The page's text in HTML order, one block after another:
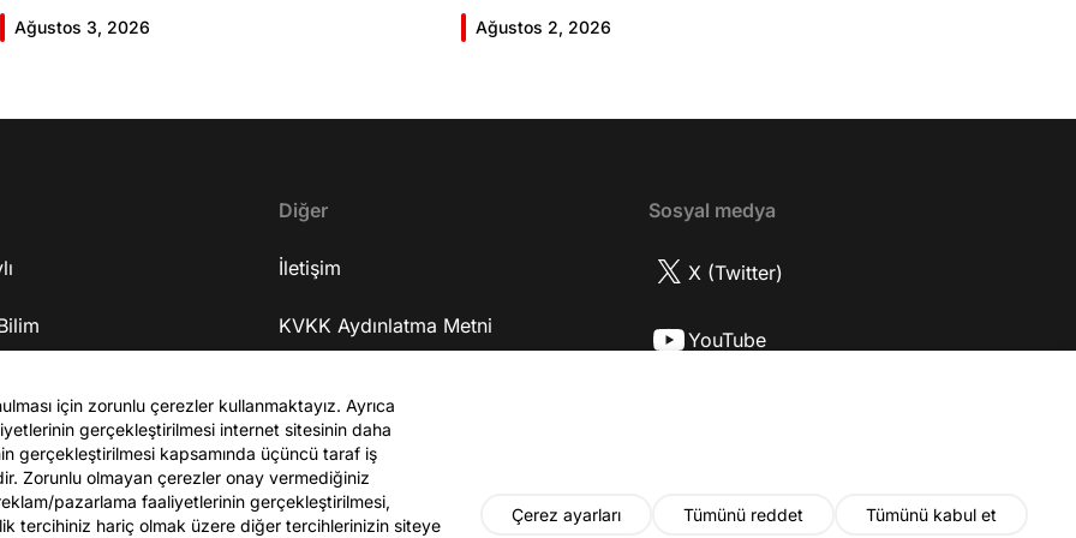
Giriş 01:58 Butlan kararı 05:58 Butlan kararı kimin
meselesi? 11:32 Kılıçdaroğlu bu günlerin sinyalini
30:09 AK Parti'ye geçişlerin duracağının garantisi
Yargıtay kararından eminken neden partiden
Seçim güvenliğini nasıl sağlayacak? 1:06:25 Ekrem
Özgür Özel'in fezlekeleri ve dokunulmazlığın
kalkma ihtimali 1:14:38 Anket sonuçlarına nasıl
ASELSAN'ın özelleştirilmesi 1:26:59 Medyadaki
operasyonlar 1:34:19 Bağışların sürmesi için
çağrısı olacak mı? 1:41:40 Muhalif medyayla
parasal ilişkileri var mı? 1:53:56 Abdest alırken
yayınlanan fotoğrafı hakkında ne düşünüyor?
Ağustos 3, 2026
Giriş 02:46 Biran Damla Yılmaz dizi teklifi
geldiğinde neler hissetti? 05:41 Oynadığı role nasıl
neler kattı? 17:52 İlhan Şen, ayakkabı eleştirisinden
mi? 22:22 Biran Damla Yılmaz nereli, nasıl bir
etkiliyor mu? 30:18 Mert Doğan'ın oyunculuk
serüveni nasıl başladı? 35:47 Aziz Yıldırım
mühendis olduğu için mühendisliği seçtiği doğru
Dizide bu yıl neler olacak? 48:19 Gelecekte başka
Ağustos 2, 2026
Diğer
İletişim
KVKK Aydınlatma Metni
Sosyal medya
X (Twitter)
YouTube
için zorunlu çerezler kullanmaktayız. Ayrıca
gerçekleştirilmesi internet sitesinin daha
gerçekleştirilmesi kapsamında üçüncü taraf iş
Zorunlu olmayan çerezler onay vermediğiniz
pazarlama faaliyetlerinin gerçekleştirilmesi,
tercihiniz hariç olmak üzere diğer tercihlerinizin siteye
Çerez ayarları Tümünü reddet Tümünü kabul et